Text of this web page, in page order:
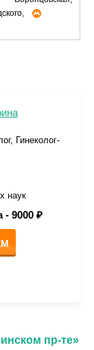
Гинеколог-
наук
- 9000 ₽
пр-те»